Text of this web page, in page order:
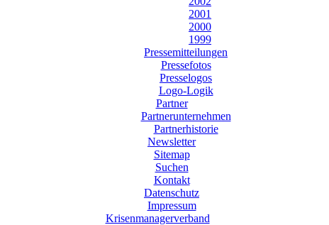
2001
2000
1999
Pressemitteilungen
Pressefotos
Presselogos
Logo-Logik
Partner
Partnerunternehmen
Partnerhistorie
Newsletter
Sitemap
Suchen
Kontakt
Datenschutz
Impressum
Krisenmanagerverband